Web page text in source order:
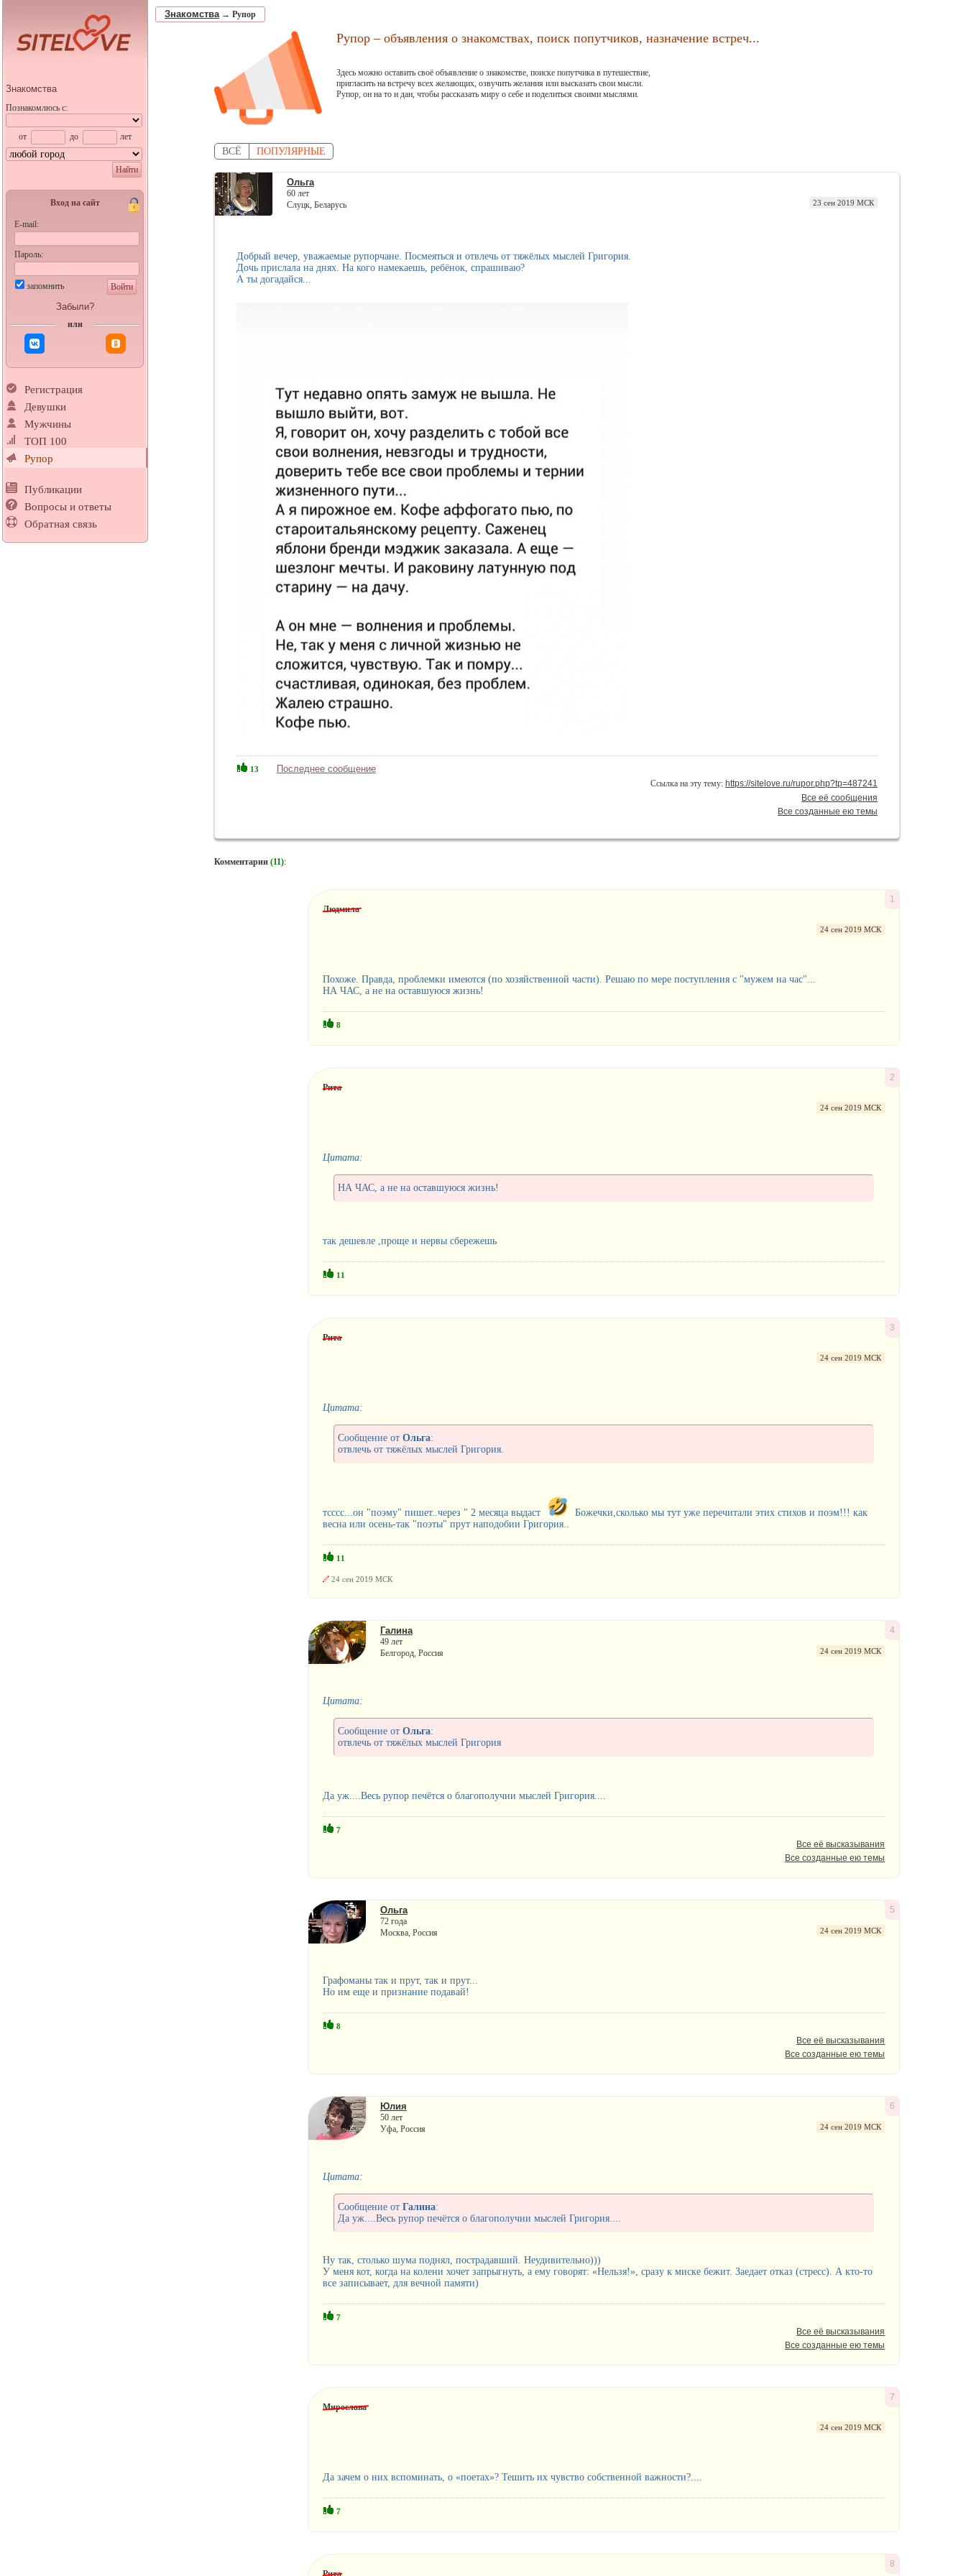
Знакомства
Познакомлюсь с:
от до лет
Найти
Вход на сайт
E-mail:
Пароль:
запомнить Войти
Забыли?
или
Регистрация
Девушки
Мужчины
ТОП 100
Рупор
Публикации
Вопросы и ответы
Обратная связь
Знакомства→ Рупор
Рупор – объявления о знакомствах, поиск попутчиков, назначение встреч...
Здесь можно оставить своё объявление о знакомстве, поиске попутчика в путешествие,
пригласить на встречу всех желающих, озвучить желания или высказать свои мысли.
Рупор, он на то и дан, чтобы рассказать миру о себе и поделиться своими мыслями.
ВСЁ ПОПУЛЯРНЫЕ
Ольга
60 лет
Слуцк, Беларусь
23 сен 2019 МСК
Добрый вечер, уважаемые рупорчане. Посмеяться и отвлечь от тяжёлых мыслей Григория.
Дочь прислала на днях. На кого намекаешь, ребёнок, спрашиваю?
А ты догадайся...
13 Последнее сообщение
Ссылка на эту тему: https://sitelove.ru/rupor.php?tp=487241
Все её сообщения
Все созданные ею темы
Комментарии (11):
1
Людмила
24 сен 2019 МСК
Похоже. Правда, проблемки имеются (по хозяйственной части). Решаю по мере поступления с "мужем на час"...
НА ЧАС, а не на оставшуюся жизнь!
8
2
Рита
24 сен 2019 МСК
Цитата:
НА ЧАС, а не на оставшуюся жизнь!
так дешевле ,проще и нервы сбережешь
11
3
Рита
24 сен 2019 МСК
Цитата:
Сообщение от Ольга:
отвлечь от тяжёлых мыслей Григория.
тсссс...он "поэму" пишет..через " 2 месяца выдаст
Божечки,сколько мы тут уже перечитали этих стихов и поэм!!! как
весна или осень-так "поэты" прут наподобии Григория..
11
24 сен 2019 МСК
4
Галина
49 лет
Белгород, Россия
24 сен 2019 МСК
Цитата:
Сообщение от Ольга:
отвлечь от тяжёлых мыслей Григория
Да уж....Весь рупор печётся о благополучии мыслей Григория....
7
Все её высказывания
Все созданные ею темы
5
Ольга
72 года
Москва, Россия
24 сен 2019 МСК
Графоманы так и прут, так и прут...
Но им еще и признание подавай!
8
Все её высказывания
Все созданные ею темы
6
Юлия
50 лет
Уфа, Россия
24 сен 2019 МСК
Цитата:
Сообщение от Галина:
Да уж....Весь рупор печётся о благополучии мыслей Григория....
Ну так, столько шума поднял, пострадавший. Неудивительно)))
У меня кот, когда на колени хочет запрыгнуть, а ему говорят: «Нельзя!», сразу к миске бежит. Заедает отказ (стресс). А кто-то
все записывает, для вечной памяти)
7
Все её высказывания
Все созданные ею темы
7
Мирослава
24 сен 2019 МСК
Да зачем о них вспоминать, о «поетах»? Тешить их чувство собственной важности?....
7
8
Рита